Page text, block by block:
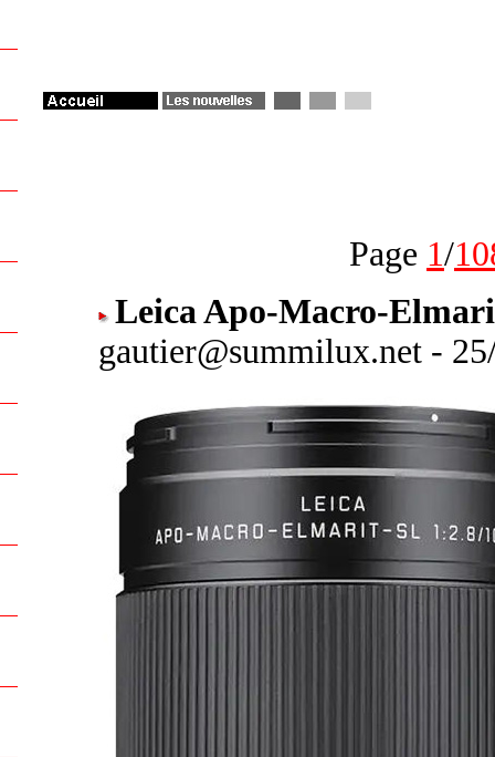
Page 1/
Leica Apo-Macro-
gautier@summilux.net -